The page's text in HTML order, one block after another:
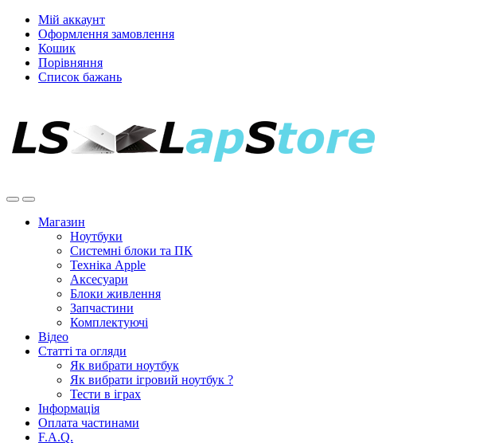
Мій аккаунт
Оформлення замовлення
Кошик
Порівняння
Список бажань
Магазин
Ноутбуки
Системні блоки та ПК
Техніка Apple
Аксесуари
Блоки живлення
Запчастини
Комплектуючі
Відео
Статті та огляди
Як вибрати ноутбук
Як вибрати ігровий ноутбук ?
Тести в іграх
Інформація
Оплата частинами
F.A.Q.